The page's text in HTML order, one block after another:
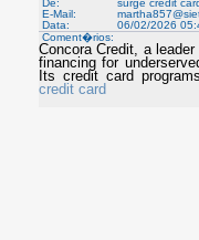
De:
surge credit
E-Mail:
Data:
06/02/2026
Coment�rios:
Concora Credit, a
financing for
Its credit card
credit card